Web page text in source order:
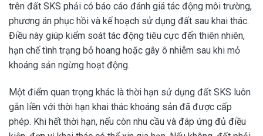
trên đất SKS phải có báo cáo đánh giá tác động môi trường,
phương án phục hồi và kế hoạch sử dụng đất sau khai thác.
Điều này giúp kiểm soát tác động tiêu cực đến thiên nhiên,
hạn chế tình trạng bỏ hoang hoặc gây ô nhiễm sau khi mỏ
khoáng sản ngừng hoạt động.
Một điểm quan trọng khác là thời hạn sử dụng đất SKS luôn
gắn liền với thời hạn khai thác khoáng sản đã được cấp
phép. Khi hết thời hạn, nếu còn nhu cầu và đáp ứng đủ điều